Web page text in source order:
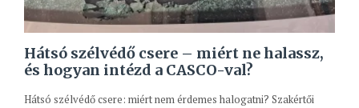
Hátsó szélvédő csere – miért ne halassz,
és hogyan intézd a CASCO-val?
Hátsó szélvédő csere: miért nem érdemes halogatni? Szakértői